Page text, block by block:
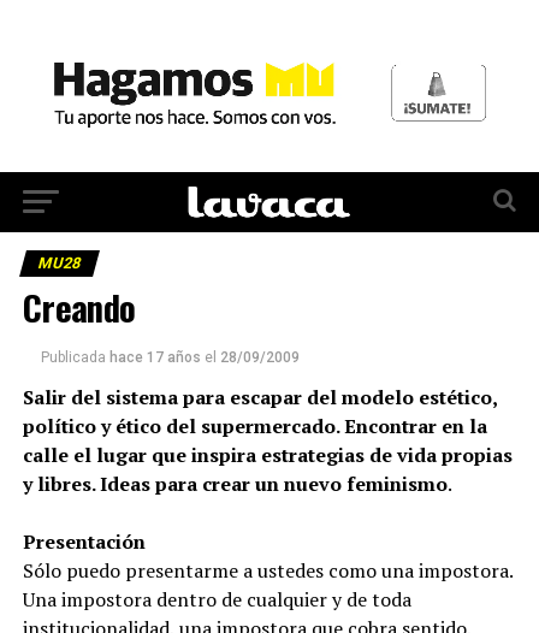
MU28
Creando
Publicada hace 17 años el 28/09/2009
Salir del sistema para escapar del modelo estético,
político y ético del supermercado. Encontrar en la
calle el lugar que inspira estrategias de vida propias
y libres. Ideas para crear un nuevo feminismo.
Presentación
Sólo puedo presentarme a ustedes como una impostora.
Una impostora dentro de cualquier y de toda